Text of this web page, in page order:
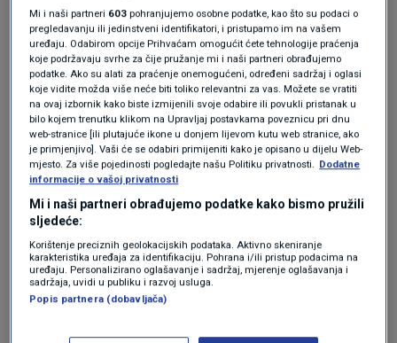
radno vrijeme, a građani bi trebali njih
posluživat besplatno (slobod.vrijemne, usluge
interneta ili još i parking ako šalje
poštom,,,,,Nova brojila su trebala biti na
daljinsko očitavanje , no ineres vladi je obrtat
novac građana mjesecima čak i da imaju volju
naplatiti potrošeno, jer ovrha puno brže
funkcionira.Osim toga i iza žalbe građanin ne
može kontrolirat potrošnju jer HEP ormariče
zaključava ,a treba osim očiju i ruka da možemo
zadržat broj kad se šifratorica od vrti.No, nije
slučajno! U prošlim mandatima ĆORIĆ je uveo
NAPLATU vodne naknade Hrvatskih voda koja se
na god razini plaća kao i kom naknada, iako je na
Mi i naši partneri 603 pohranjujemo osobne podatke, kao što su podaci o
pregledavanju ili jedinstveni identifikatori, i pristupamo im na vašem
uređaju. Odabirom opcije Prihvaćam omogućit ćete tehnologije praćenja
koje podržavaju svrhe za čije pružanje mi i naši partneri obrađujemo
podatke. Ako su alati za praćenje onemogućeni, određeni sadržaj i oglasi
koje vidite možda više neće biti toliko relevantni za vas. Možete se vratiti
na ovaj izbornik kako biste izmijenili svoje odabire ili povukli pristanak u
bilo kojem trenutku klikom na Upravljaj postavkama poveznicu pri dnu
web-stranice [ili plutajuće ikone u donjem lijevom kutu web stranice, ako
je primjenjivo]. Vaši će se odabiri primijeniti kako je opisano u dijelu Web-
mjesto. Za više pojedinosti pogledajte našu Politiku privatnosti. Dodatne
informacije o vašoj privatnosti
Mi i naši partneri obrađujemo podatke kako bismo pružili
sljedeće:
Korištenje preciznih geolokacijskih podataka. Aktivno skeniranje
karakteristika uređaja za identifikaciju. Pohrana i/ili pristup podacima na
uređaju. Personalizirano oglašavanje i sadržaj, mjerenje oglašavanja i
sadržaja, uvidi u publiku i razvoj usluga.
Popis partnera (dobavljača)